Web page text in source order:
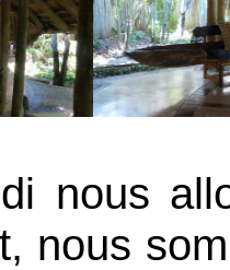
nous
nous